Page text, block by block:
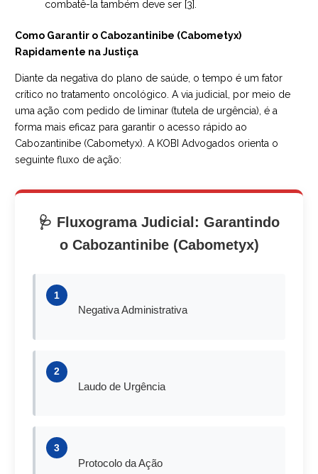
combatê-la também deve ser [3].
Como Garantir o Cabozantinibe (Cabometyx)
Rapidamente na Justiça
Diante da negativa do plano de saúde, o tempo é um fator
crítico no tratamento oncológico. A via judicial, por meio de
uma ação com pedido de liminar (tutela de urgência), é a
forma mais eficaz para garantir o acesso rápido ao
Cabozantinibe (Cabometyx). A KOBI Advogados orienta o
seguinte fluxo de ação:
🩺 Fluxograma Judicial: Garantindo
o Cabozantinibe (Cabometyx)
1
Negativa Administrativa
2
Laudo de Urgência
3
Protocolo da Ação